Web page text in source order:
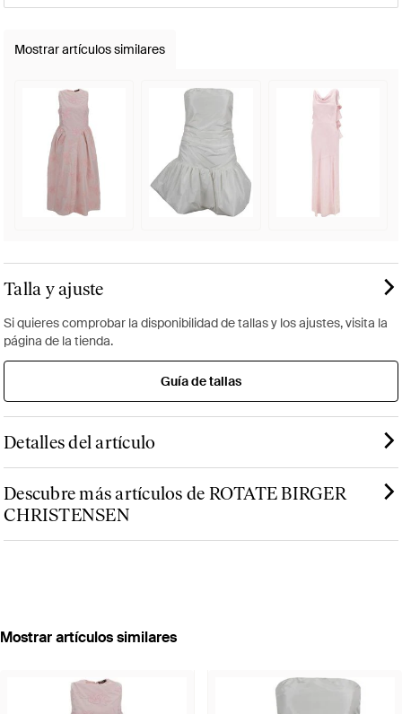
Mostrar artículos similares
Talla y ajuste
Si quieres comprobar la disponibilidad de tallas y los ajustes, visita la
página de la tienda.
Guía de tallas
Detalles del artículo
Descubre más artículos de ROTATE BIRGER
CHRISTENSEN
Mostrar artículos similares